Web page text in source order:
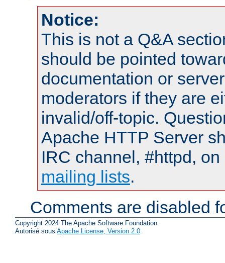
Notice:
This is not a Q&A
should be pointed
documentation or
moderators if they are
invalid/off-topic.
Apache HTTP Server
IRC channel, #httpd,
mailing lists.
Comments are disabled
Copyright 2024 The Apache Software Foundation.
Autorisé sous Apache License, Version 2.0